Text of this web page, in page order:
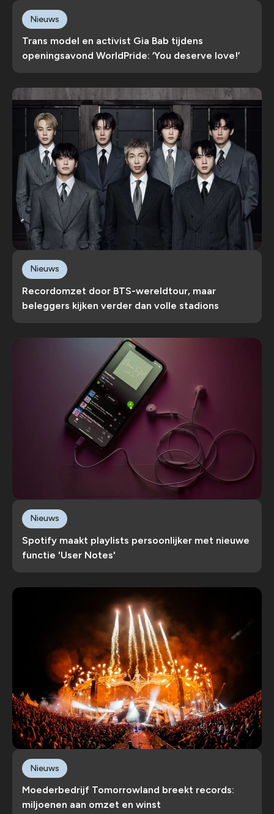
Trans model en activist Gia Bab tijdens
openingsavond WorldPride: ‘You deserve love!’
Nieuws
Recordomzet door BTS-wereldtour, maar
beleggers kijken verder dan volle stadions
Nieuws
Spotify maakt playlists persoonlijker met nieuwe
functie 'User Notes'
Nieuws
Moederbedrijf Tomorrowland breekt records:
miljoenen aan omzet en winst
Nieuws